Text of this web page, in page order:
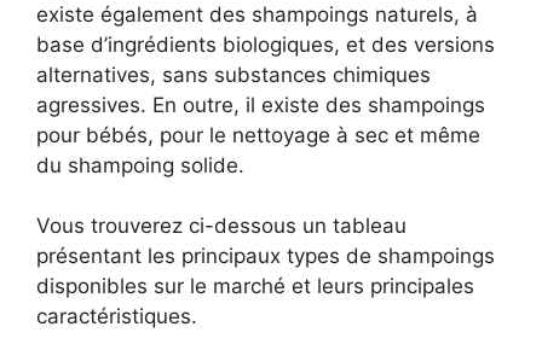
existe également des shampoings naturels, à
base d’ingrédients biologiques, et des versions
alternatives, sans substances chimiques
agressives. En outre, il existe des shampoings
pour bébés, pour le nettoyage à sec et même
du shampoing solide.
Vous trouverez ci-dessous un tableau
présentant les principaux types de shampoings
disponibles sur le marché et leurs principales
caractéristiques.